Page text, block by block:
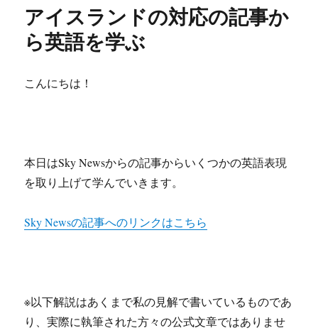
o
k
a
ー
アイスランドの対応の記事か
ら英語を学ぶ
こんにちは！
本日はSky Newsからの記事からいくつかの英語表現
を取り上げて学んでいきます。
Sky Newsの記事へのリンクはこちら
※以下解説はあくまで私の見解で書いているものであ
り、実際に執筆された方々の公式文章ではありませ